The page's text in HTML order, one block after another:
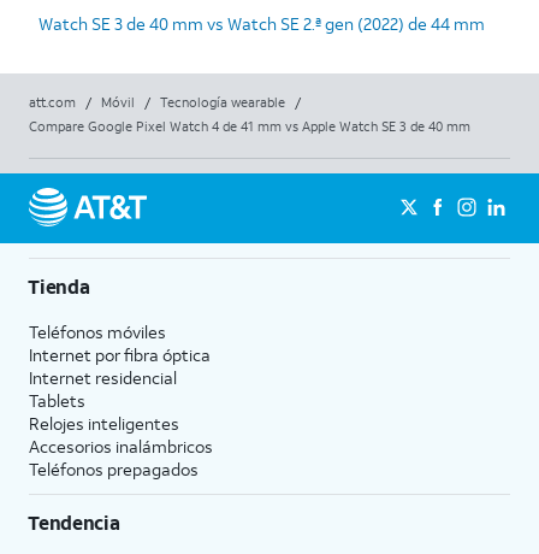
Watch SE 3 de 40 mm vs Watch SE 2.ª gen (2022) de 44 mm
att.com / Móvil / Tecnología wearable
/
Compare Google Pixel Watch 4 de 41 mm vs Apple Watch SE 3 de 40 mm
Tienda
Teléfonos móviles
Internet por fibra óptica
Internet residencial
Tablets
Relojes inteligentes
Accesorios inalámbricos
Teléfonos prepagados
Tendencia